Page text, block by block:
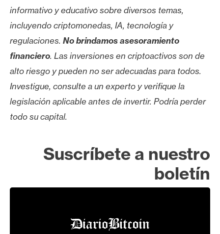
informativo y educativo sobre diversos temas,
incluyendo criptomonedas, IA, tecnología y
regulaciones. No brindamos asesoramiento
financiero. Las inversiones en criptoactivos son de
alto riesgo y pueden no ser adecuadas para todos.
Investigue, consulte a un experto y verifique la
legislación aplicable antes de invertir. Podría perder
todo su capital.
Suscríbete a nuestro
boletín